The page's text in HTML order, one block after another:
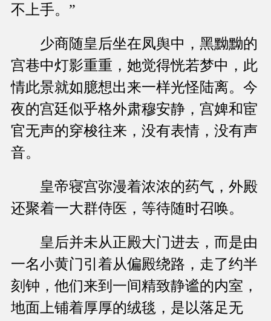
不上手。”
少商随皇后坐在凤舆中，黑黝黝的
宫巷中灯影重重，她觉得恍若梦中，此
情此景就如臆想出来一样光怪陆离。今
夜的宫廷似乎格外肃穆安静，宫婢和宦
官无声的穿梭往来，没有表情，没有声
音。
皇帝寝宫弥漫着浓浓的药气，外殿
还聚着一大群侍医，等待随时召唤。
皇后并未从正殿大门进去，而是由
一名小黄门引着从偏殿绕路，走了约半
刻钟，他们来到一间精致静谧的内室，
地面上铺着厚厚的绒毯，是以落足无